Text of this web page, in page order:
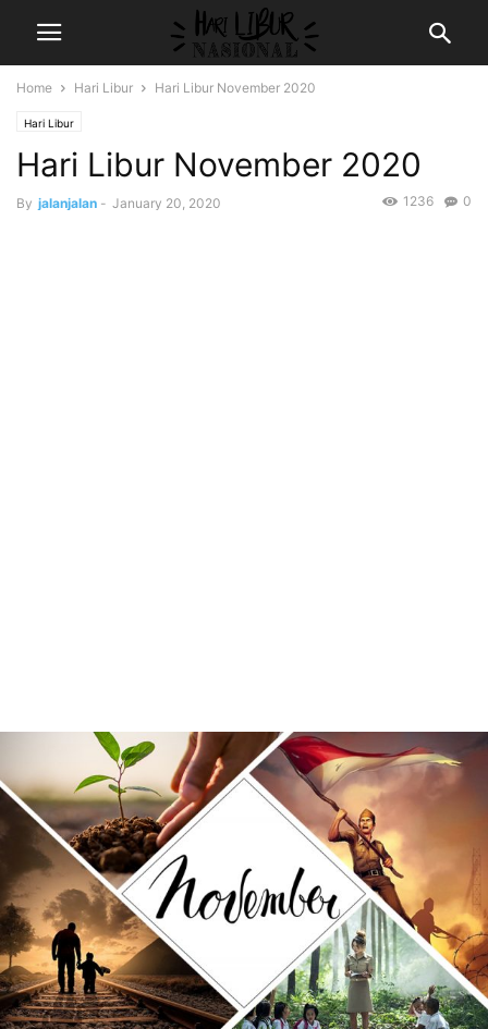
Home Hari Libur Hari Libur November 2020
Hari Libur
Hari Libur November 2020
By jalanjalan - January 20, 2020 0
1236